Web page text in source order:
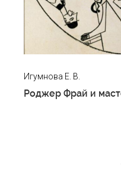
Игумнова Е. В.
Роджер Фрай и